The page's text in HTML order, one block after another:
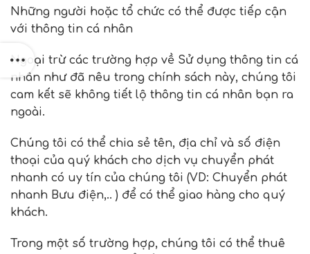
Những người hoặc tổ chức có thể được tiếp cận
với thông tin cá nhân
Ngoại trừ các trường hợp về Sử dụng thông tin cá
nhân như đã nêu trong chính sách này, chúng tôi
cam kết sẽ không tiết lộ thông tin cá nhân bạn ra
ngoài.
Chúng tôi có thể chia sẻ tên, địa chỉ và số điện
thoại của quý khách cho dịch vụ chuyển phát
nhanh có uy tín của chúng tôi (VD: Chuyển phát
nhanh Bưu điện,.. ) để có thể giao hàng cho quý
khách.
Trong một số trường hợp, chúng tôi có thể thuê